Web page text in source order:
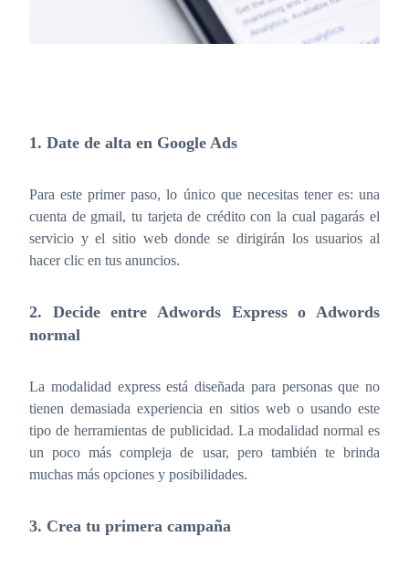
1. Date de alta en Google Ads
Para este primer paso, lo único que necesitas tener es: una
cuenta de gmail, tu tarjeta de crédito con la cual pagarás el
servicio y el sitio web donde se dirigirán los usuarios al
hacer clic en tus anuncios.
2. Decide entre Adwords Express o Adwords
normal
La modalidad express está diseñada para personas que no
tienen demasiada experiencia en sitios web o usando este
tipo de herramientas de publicidad. La modalidad normal es
un poco más compleja de usar, pero también te brinda
muchas más opciones y posibilidades.
3. Crea tu primera campaña